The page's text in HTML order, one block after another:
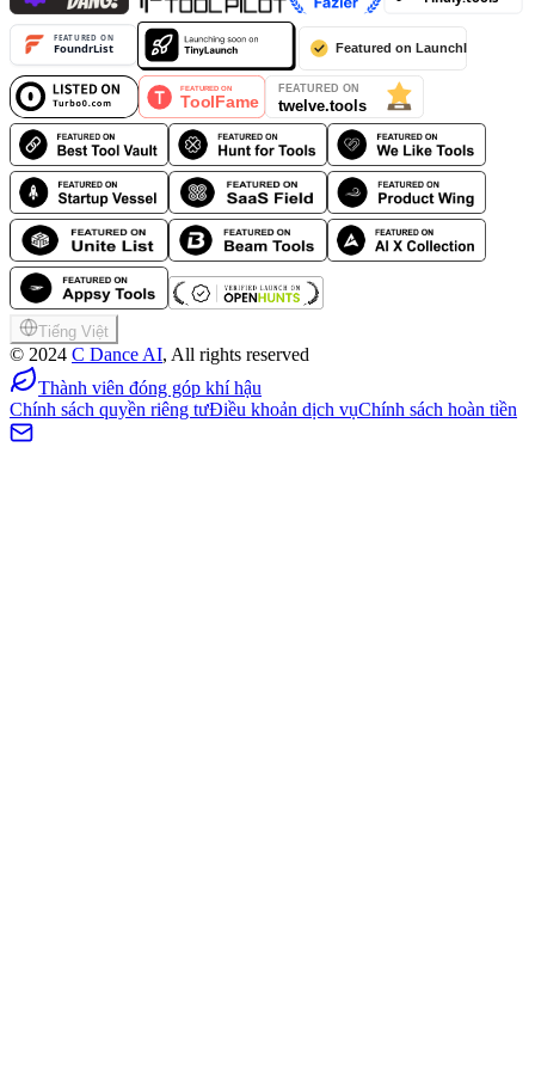
Tiếng Việt
© 2024 C Dance AI, All rights reserved
Thành viên đóng góp khí hậu
Chính sách quyền riêng tưĐiều khoản dịch vụChính sách hoàn tiền